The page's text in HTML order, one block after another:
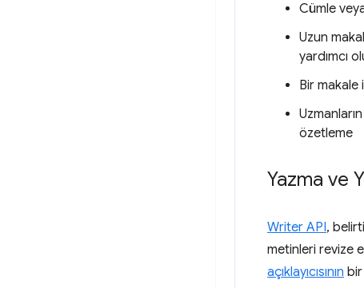
Cümle
Uzun
yardımcı
Bir makale
özetleme
Yazma ve
Writer API,
metinleri revize
açıklayıcısının bir